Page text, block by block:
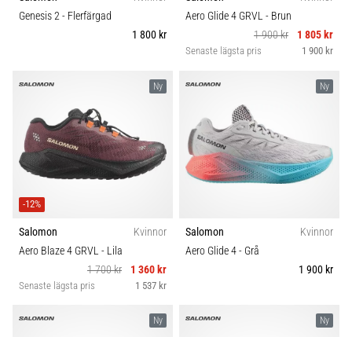
Hur
var
det…
6. 8. 2026
9 min. läsning
Löparknä:
Orsaker,
och
åtgärder
Komfort och dämpning
Genesis 2- Flerfärgad
1 800 kr
Aero Glide 4 GRVL - Brun
1 900 kr
1 805 kr
Senaste lägsta pris 1 900 kr
Ny
-12%
Salomon
Kvinnor
Aero Blaze 4 GRVL - Lila
1 700 kr
1 360 kr
Senaste lägsta pris 1 537 kr
Ny
Salomon
Kvinnor
Aero Glide 4- Grå
1 900 kr
Ny Ny